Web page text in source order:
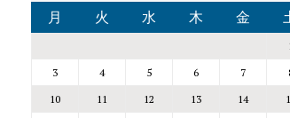
月
火 水 木 金
3
4 5 6 7
10
11 12 13 14